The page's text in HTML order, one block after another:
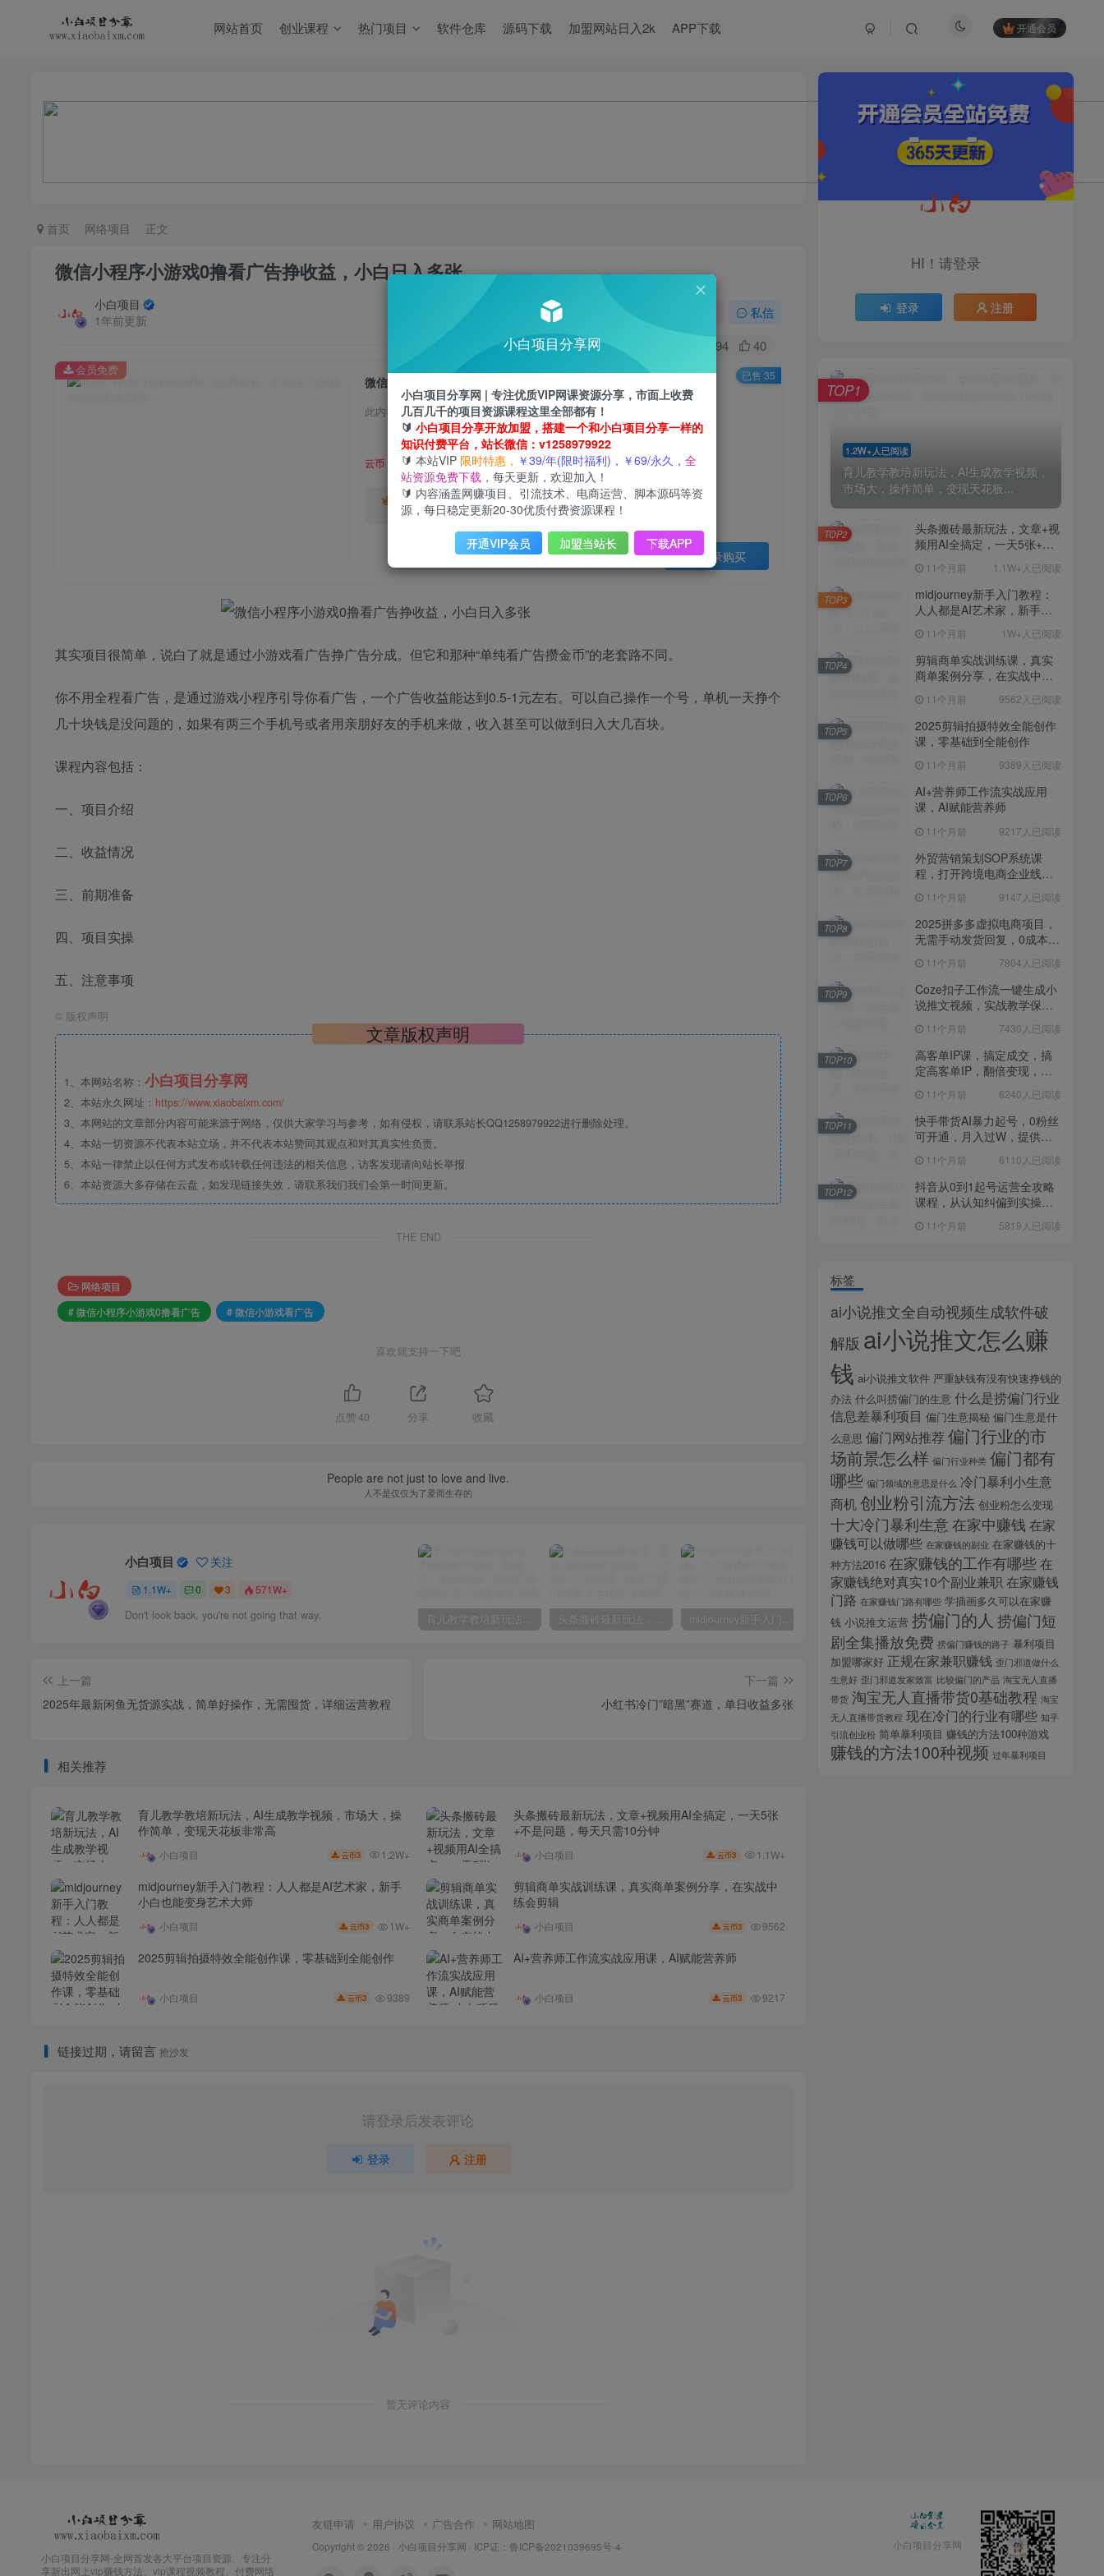
网站首页 创业课程 热门项目 软件仓库 源码下载 加盟网站日入2k APP下载 开通会员
首页 网络项目 正文
微信小程序小游戏0撸看广告挣收益，小白日入多张
小白项目
1年前更新
私信
394 40
微信小程序小游戏0撸看广告挣收益，小白日入多张
此内容为会员免费，请付费后查看
云币 3 限时特惠
云币99
年VIP免费 终身VIP会员
免费
登录购买
会员免费 已售 35
其实项目很简单，说白了就是通过小游戏看广告挣广告分成。但它和那种“单纯看广告攒金币”的老套路不同。
你不用全程看广告，是通过游戏小程序引导你看广告，一个广告收益能达到0.5-1元左右。可以自己操作一个号，单机一天挣个
几十块钱是没问题的，如果有两三个手机号或者用亲朋好友的手机来做，收入甚至可以做到日入大几百块。
课程内容包括：
一、项目介绍
二、收益情况
三、前期准备
四、项目实操
五、注意事项
© 版权声明
文章版权声明
1、本网站名称： 小白项目分享网
2、本站永久网址： https://www.xiaobaixm.com/
3、本网站的文章部分内容可能来源于网络，仅供大家学习与参考，如有侵权，请联系站长QQ1258979922进行删除处理。
4、本站一切资源不代表本站立场，并不代表本站赞同其观点和对其真实性负责。
5、本站一律禁止以任何方式发布或转载任何违法的相关信息，访客发现请向站长举报
6、本站资源大多存储在云盘，如发现链接失效，请联系我们我们会第一时间更新。
THE END
网络项目
# 微信小程序小游戏0撸看广告
# 微信小游戏看广告
喜欢就支持一下吧
点赞 40 分享 收藏
People are not just to love and live.
人不是仅仅为了爱而生存的
小白项目 关注
1.1W+ 0 3 571W+
Don't look back, you're not going that way. 育儿教学教培新玩法，AI生成教学视频，市场大，操作简单，变现天花板非常高 头条搬砖最新玩法，文章+视频用AI全搞定，一天5张+不是问题，每天只需10分钟 midjourney新手入门教程：人人都是AI艺术家，新手小白也能变身艺术大师 剪辑商单实战训练课，真实商单案例分享，在实战中练会剪辑 2025剪辑拍摄特效全能创作课，零基础到全能创作
上一篇
2025年最新闲鱼无货源实战，简单好操作，无需囤货，详细运营教程
下一篇
小红书冷门”暗黑”赛道，单日收益多张
相关推荐
育儿教学教培新玩法，AI生成教学视频，市场大，操
作简单，变现天花板非常高
小白项目 云币3 1.2W+
头条搬砖最新玩法，文章+视频用AI全搞定，一天5张
+不是问题，每天只需10分钟
小白项目 云币3 1.1W+
midjourney新手入门教程：人人都是AI艺术家，新手
小白也能变身艺术大师
小白项目 云币3 1W+
剪辑商单实战训练课，真实商单案例分享，在实战中
练会剪辑
小白项目 云币3 9562
2025剪辑拍摄特效全能创作课，零基础到全能创作
小白项目 云币3 9389
AI+营养师工作流实战应用课，AI赋能营养师
小白项目 云币3 9217
链接过期，请留言 抢沙发
请登录后发表评论
登录 注册
暂无评论内容
1.2W+人已阅读
育儿教学教培新玩法，AI生成教学视频，
市场大，操作简单，变现天花板...
TOP1
频用AI全搞定，一天5张+不
是问题，每天只需10分钟
midjourney新手入门教程：
人人都是AI艺术家，新手小
TOP4
11个月前 9389人已阅读
TOP5
AI+营养师工作流实战应用
课，AI赋能营养师
11个月前 9217人已阅读
TOP6
外贸营销策划SOP系统课
程，打开跨境电商企业线上
营销任督二脉
11个月前 9147人已阅读
2025拼多多虚拟电商项目，
无需手动发货回复，0成本，
轻松月入1-5W【揭秘】
11个月前 7804人已阅读
Coze扣子工作流一键生成小
说推文视频，实战教学保姆
级教程11个月前 7430人已阅读
高客单IP课，搞定成交，搞
定高客单IP，翻倍变现，轻
松卖爆，不销而销
11个月前 6240人已阅读
快手带货AI暴力起号，0粉丝
可开通，月入过W，提供账
号就行，适合普通人的懒人
项目【揭秘】
11个月前 6110人已阅读
抖音从0到1起号运营全攻略
课程，从认知纠偏到实操落
地，高效起号变现
11个月前 5819人已阅读
HI！请登录
登录 注册
1.2W+人已阅读
育儿教学教培新玩法，AI生成教学视频，
市场大，操作简单，变现天花板...
TOP1
头条搬砖最新玩法，文章+视
频用AI全搞定，一天5张+不
11个月前 1.1W+人已阅读
TOP2
midjourney新手入门教程：
人人都是AI艺术家，新手小
11个月前 1W+人已阅读
TOP3
剪辑商单实战训练课，真实
商单案例分享，在实战中练
11个月前 9562人已阅读
TOP4
2025剪辑拍摄特效全能创作
课，零基础到全能创作
11个月前 9389人已阅读
TOP5
AI+营养师工作流实战应用
课，AI赋能营养师
11个月前 9217人已阅读
TOP6
外贸营销策划SOP系统课
程，打开跨境电商企业线上
11个月前 9147人已阅读
TOP7
2025拼多多虚拟电商项目，
无需手动发货回复，0成本，
11个月前 7804人已阅读
TOP8
Coze扣子工作流一键生成小
说推文视频，实战教学保姆
11个月前 7430人已阅读
TOP9
高客单IP课，搞定成交，搞
定高客单IP，翻倍变现，轻
11个月前 6240人已阅读
TOP10
快手带货AI暴力起号，0粉丝
可开通，月入过W，提供账
项目【揭秘】
11个月前 6110人已阅读
TOP11
抖音从0到1起号运营全攻略
课程，从认知纠偏到实操落
11个月前 5819人已阅读
TOP12
标签
ai小说推文全自动视频生成软件破
解版 ai小说推文怎么赚
钱 ai小说推文软件 严重缺钱有没有快速挣钱的
办法 什么叫捞偏门的生意 什么是捞偏门行业
信息差暴利项目 偏门生意揭秘 偏门生意是什
么意思 偏门网站推荐 偏门行业的市
场前景怎么样 偏门行业种类 偏门都有
哪些 偏门领域的意思是什么 冷门暴利小生意
商机创业粉引流方法 创业粉怎么变现
十大冷门暴利生意 在家中赚钱 在家
赚钱可以做哪些 在家赚钱的副业 在家赚钱的十
种方法2016 在家赚钱的工作有哪些在
家赚钱绝对真实10个副业兼职 在家赚钱
门路 在家赚钱门路有哪些 学插画多久可以在家赚
钱 小说推文运营 捞偏门的人 捞偏门短
剧全集播放免费 捞偏门赚钱的路子 暴利项目
加盟哪家好 正规在家兼职赚钱 歪门邪道做什么
生意好 歪门邪道发家致富 比较偏门的产品 淘宝无人直播
带货 淘宝无人直播带货0基础教程 淘宝
无人直播带货教程 现在冷门的行业有哪些 知乎
引流创业粉 简单暴利项目 赚钱的方法100种游戏
赚钱的方法100种视频 过年暴利项目
小白项目分享网-全网首发各大平台项目资源、专注分
享新出网上vip赚钱方法、vip课程视频教程、付费网络
友链申请 用户协议 广告合作 网站地图
Copyright © 2026 · 小白项目分享网 · ICP证： 鲁ICP备2021039695号-4 小白项目分享网
小白项目分享网
小白项目分享网 | 专注优质VIP网课资源分享，市面上收费
几百几千的项目资源课程这里全部都有！
🔰 小白项目分享开放加盟，搭建一个和小白项目分享一样的
知识付费平台，站长微信：v1258979922
🔰 本站VIP 限时特惠， ￥39/年(限时福利)，￥69/永久， 全
站资源免费下载， 每天更新，欢迎加入！
🔰 内容涵盖网赚项目、引流技术、电商运营、脚本源码等资
源，每日稳定更新20-30优质付费资源课程！
开通VIP会员 加盟当站长 下载APP